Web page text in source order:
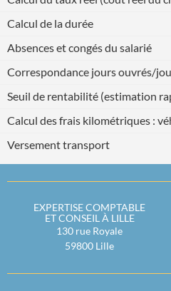
Calcul de la durée
Absences et congés du salarié
Correspondance jours ouvrés/
Seuil de rentabilité (estimation
Calcul des frais kilométriques :
Versement transport
EXPERTISE COMPTABLE
ET CONSEIL À LILLE
130 rue Royale
59800 Lille